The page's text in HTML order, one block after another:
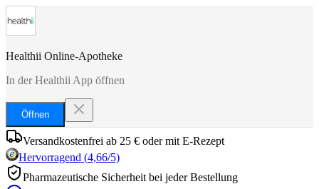
Healthii Online-Apotheke
In der Healthii App öffnen
Öffnen
Versandkostenfrei ab 25 € oder mit E-Rezept
Hervorragend (4,66/5)
Pharmazeutische Sicherheit bei jeder Bestellung